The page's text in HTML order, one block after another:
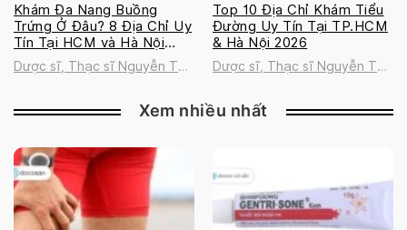
Khám Đa Nang Buồng
Trứng Ở Đâu? 8 Địa Chỉ Uy
Tín Tại HCM và Hà Nội
2026
Dược sĩ, Thạc sĩ Nguyễn Thị
Top 10 Địa Chỉ Khám Tiểu
Đường Uy Tín Tại TP.HCM
& Hà Nội 2026
Dược sĩ, Thạc sĩ Nguyễn Thị
Xem nhiều nhất